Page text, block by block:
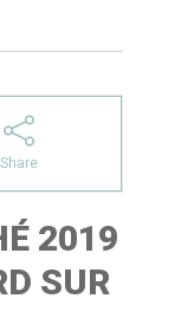
Share
2019
SUR